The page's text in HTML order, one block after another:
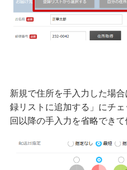
新規で住所を手入力した場
録リストに追加する」にチ
回以降の手入力を省略できて